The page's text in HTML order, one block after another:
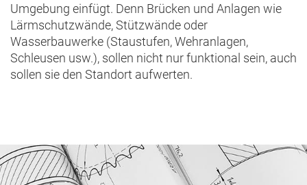
Umgebung einfügt. Denn Brücken und Anlagen wie
Lärmschutzwände, Stützwände oder
Wasserbauwerke (Staustufen, Wehranlagen,
Schleusen usw.), sollen nicht nur funktional sein, auch
sollen sie den Standort aufwerten.